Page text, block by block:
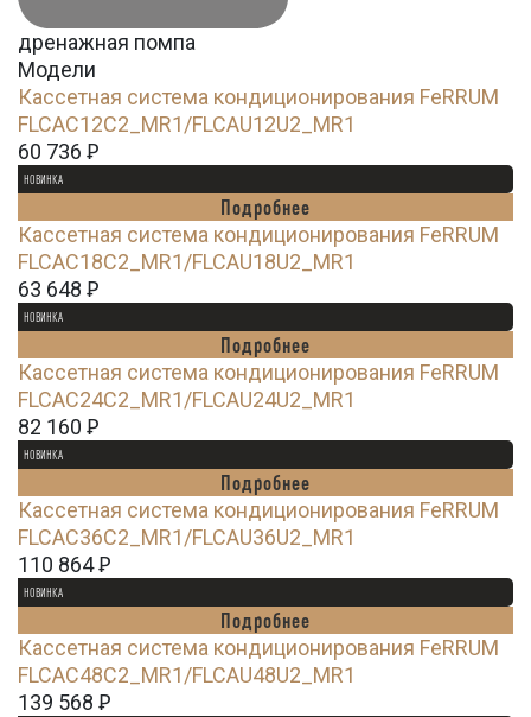
дренажная помпа
Модели
Кассетная система кондиционирования FeRRUM
FLCAC12C2_MR1/FLCAU12U2_MR1
60 736 Ꝑ
НОВИНКА
Подробнее
Кассетная система кондиционирования FeRRUM
FLCAC18C2_MR1/FLCAU18U2_MR1
63 648 Ꝑ
НОВИНКА
Подробнее
Кассетная система кондиционирования FeRRUM
FLCAC24C2_MR1/FLCAU24U2_MR1
82 160 Ꝑ
НОВИНКА
Подробнее
Кассетная система кондиционирования FeRRUM
FLCAC36C2_MR1/FLCAU36U2_MR1
110 864Ꝑ
НОВИНКА
Подробнее
Кассетная система кондиционирования FeRRUM
FLCAC48C2_MR1/FLCAU48U2_MR1
139 568 Ꝑ